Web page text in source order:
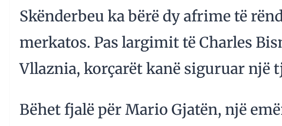
Skënderbeu ka bërë dy afrime të
merkatos. Pas largimit të Charles
Vllaznia, korçarët kanë siguruar një
Bëhet fjalë për Mario Gjatën, një